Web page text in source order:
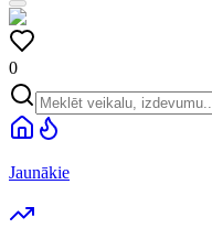
0
Jaunākie